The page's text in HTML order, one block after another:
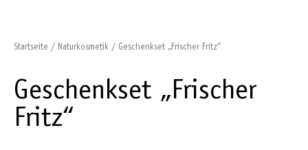
Startseite / Naturkosmetik / Geschenkset „Frischer Fritz“
Geschenkset „Frischer
Fritz“